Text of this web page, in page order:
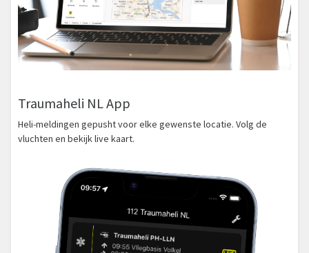
Traumaheli NL App
Heli-meldingen gepusht voor elke gewenste locatie. Volg de
vluchten en bekijk live kaart.